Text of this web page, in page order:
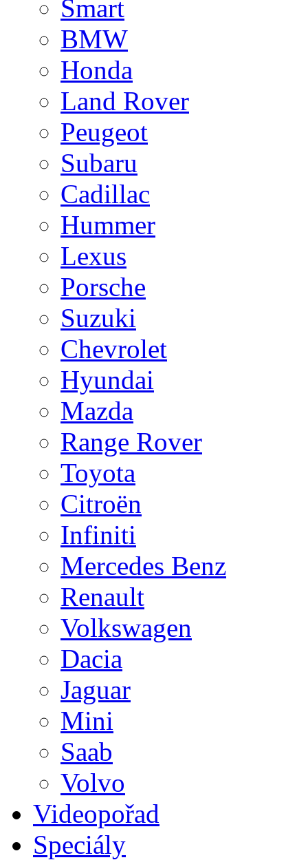
Smart
BMW
Honda
Land Rover
Peugeot
Subaru
Cadillac
Hummer
Lexus
Porsche
Suzuki
Chevrolet
Hyundai
Mazda
Range Rover
Toyota
Citroën
Infiniti
Mercedes Benz
Renault
Volkswagen
Dacia
Jaguar
Mini
Saab
Volvo
Videopořad
Speciály